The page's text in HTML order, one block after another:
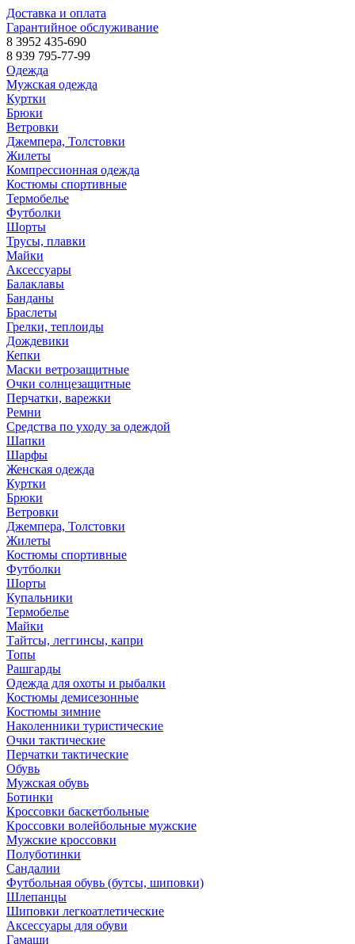
Доставка и оплата
Гарантийное обслуживание
8 3952 435-690
8 939 795-77-99
Одежда
Мужская одежда
Куртки
Брюки
Ветровки
Джемпера, Толстовки
Жилеты
Компрессионная одежда
Костюмы спортивные
Термобелье
Футболки
Шорты
Трусы, плавки
Майки
Аксессуары
Балаклавы
Банданы
Браслеты
Грелки, теплоиды
Дождевики
Кепки
Маски ветрозащитные
Очки солнцезащитные
Перчатки, варежки
Ремни
Средства по уходу за одеждой
Шапки
Шарфы
Женская одежда
Куртки
Брюки
Ветровки
Джемпера, Толстовки
Жилеты
Костюмы спортивные
Футболки
Шорты
Купальники
Термобелье
Майки
Тайтсы, леггинсы, капри
Топы
Рашгарды
Одежда для охоты и рыбалки
Костюмы демисезонные
Костюмы зимние
Наколенники туристические
Очки тактические
Перчатки тактические
Обувь
Мужская обувь
Ботинки
Кроссовки баскетбольные
Кроссовки волейбольные мужские
Мужские кроссовки
Полуботинки
Сандалии
Футбольная обувь (бутсы, шиповки)
Шлепанцы
Шиповки легкоатлетические
Аксессуары для обуви
Гамаши